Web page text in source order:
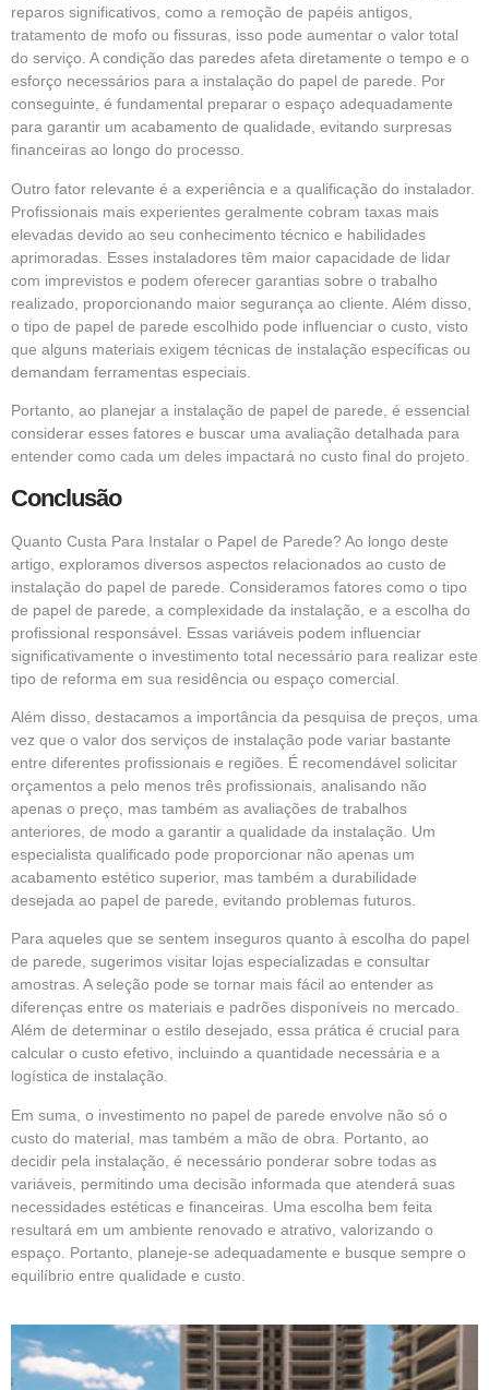
reparos significativos, como a remoção de papéis antigos,
tratamento de mofo ou fissuras, isso pode aumentar o valor total
do serviço. A condição das paredes afeta diretamente o tempo e o
esforço necessários para a instalação do papel de parede. Por
conseguinte, é fundamental preparar o espaço adequadamente
para garantir um acabamento de qualidade, evitando surpresas
financeiras ao longo do processo.
Outro fator relevante é a experiência e a qualificação do instalador.
Profissionais mais experientes geralmente cobram taxas mais
elevadas devido ao seu conhecimento técnico e habilidades
aprimoradas. Esses instaladores têm maior capacidade de lidar
com imprevistos e podem oferecer garantias sobre o trabalho
realizado, proporcionando maior segurança ao cliente. Além disso,
o tipo de papel de parede escolhido pode influenciar o custo, visto
que alguns materiais exigem técnicas de instalação específicas ou
demandam ferramentas especiais.
Portanto, ao planejar a instalação de papel de parede, é essencial
considerar esses fatores e buscar uma avaliação detalhada para
entender como cada um deles impactará no custo final do projeto.
Conclusão
Quanto Custa Para Instalar o Papel de Parede? Ao longo deste
artigo, exploramos diversos aspectos relacionados ao custo de
instalação do papel de parede. Consideramos fatores como o tipo
de papel de parede, a complexidade da instalação, e a escolha do
profissional responsável. Essas variáveis podem influenciar
significativamente o investimento total necessário para realizar este
tipo de reforma em sua residência ou espaço comercial.
Além disso, destacamos a importância da pesquisa de preços, uma
vez que o valor dos serviços de instalação pode variar bastante
entre diferentes profissionais e regiões. É recomendável solicitar
orçamentos a pelo menos três profissionais, analisando não
apenas o preço, mas também as avaliações de trabalhos
anteriores, de modo a garantir a qualidade da instalação. Um
especialista qualificado pode proporcionar não apenas um
acabamento estético superior, mas também a durabilidade
desejada ao papel de parede, evitando problemas futuros.
Para aqueles que se sentem inseguros quanto à escolha do papel
de parede, sugerimos visitar lojas especializadas e consultar
amostras. A seleção pode se tornar mais fácil ao entender as
diferenças entre os materiais e padrões disponíveis no mercado.
Além de determinar o estilo desejado, essa prática é crucial para
calcular o custo efetivo, incluindo a quantidade necessária e a
logística de instalação.
Em suma, o investimento no papel de parede envolve não só o
custo do material, mas também a mão de obra. Portanto, ao
decidir pela instalação, é necessário ponderar sobre todas as
variáveis, permitindo uma decisão informada que atenderá suas
necessidades estéticas e financeiras. Uma escolha bem feita
resultará em um ambiente renovado e atrativo, valorizando o
espaço. Portanto, planeje-se adequadamente e busque sempre o
equilíbrio entre qualidade e custo.